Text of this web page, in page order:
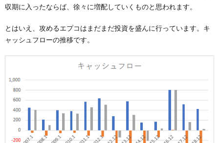
収期に入ったならば、徐々に増配していくものと思われます。
とはいえ、攻めるエプコはまだまだ投資を盛んに行っています。キ
ャッシュフローの推移です。